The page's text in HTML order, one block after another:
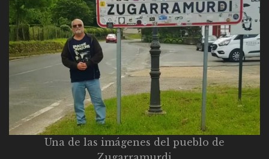
Una de las imágenes del pueblo de